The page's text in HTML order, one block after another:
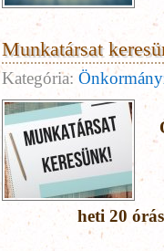
Munkatársat
Kategória:
heti 20